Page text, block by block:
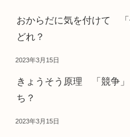
おからだに気を付けて
どれ？
2023年3月15日
きょうそう原理 「競争
ち？
2023年3月15日